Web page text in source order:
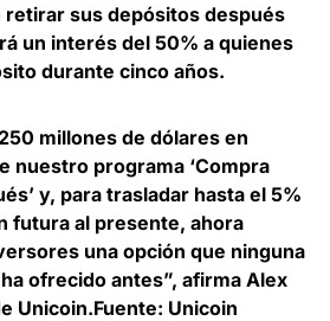
sus depósitos después
un interés del 50% a quienes
durante cinco años.
millones de dólares en
nuestro programa ‘Compra
y, para trasladar hasta el 5%
futura al presente, ahora
una opción que ninguna
ofrecido antes”, afirma Alex
Unicoin.Fuente: Unicoin